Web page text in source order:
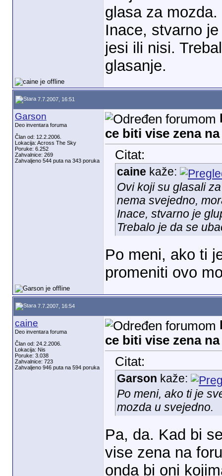
glasa za mozda.
Inace, stvarno
jesi ili nisi.
glasanje.
7.7.2007, 16:51
Garson
Deo inventara foruma
Član od: 12.2.2006.
Lokacija: Across The Sky
Poruke: 6.252
Zahvalnice: 269
Zahvaljeno 544 puta na 343 poruka
ce biti vise zena
Citat:
caine kaže:
Ovi koji su glasali
nema svejedno,
Inace, stvarno je
Trebalo je da se
Po meni, ako ti
promeniti ovo
7.7.2007, 16:54
caine
Deo inventara foruma
Član od: 24.2.2006.
Lokacija: Nis
Poruke: 3.038
Zahvalnice: 723
Zahvaljeno 946 puta na 594 poruka
ce biti vise zena
Citat:
Garson kaže:
Po meni, ako ti je
mozda u svejedno.
Pa, da. Kad bi
vise zena na
onda bi oni